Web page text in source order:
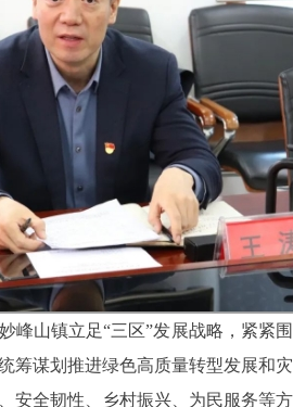
山镇立足“三区”发展战略，紧紧围
筹谋划推进绿色高质量转型发展和灾
安全韧性、乡村振兴、为民服务等方